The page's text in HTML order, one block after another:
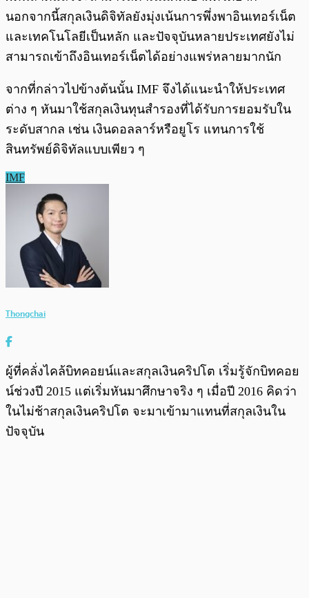
นอกจากนี้สกุลเงินดิจิทัลยังมุ่งเน้นการพึ่งพาอินเทอร์เน็ต
และเทคโนโลยีเป็นหลัก และปัจจุบันหลายประเทศยังไม่
สามารถเข้าถึงอินเทอร์เน็ตได้อย่างแพร่หลายมากนัก
จากที่กล่าวไปข้างต้นนั้น IMF จึงได้แนะนำให้ประเทศ
ต่าง ๆ หันมาใช้สกุลเงินทุนสำรองที่ได้รับการยอมรับใน
ระดับสากล เช่น เงินดอลลาร์หรือยูโร แทนการใช้
สินทรัพย์ดิจิทัลแบบเพียว ๆ
IMF
Thongchai
ผู้ที่คลั่งไคล้บิทคอยน์และสกุลเงินคริปโต เริ่มรู้จักบิทคอย
น์ช่วงปี 2015 แต่เริ่มหันมาศึกษาจริง ๆ เมื่อปี 2016 คิดว่า
ในไม่ช้าสกุลเงินคริปโต จะมาเข้ามาแทนที่สกุลเงินใน
ปัจจุบัน